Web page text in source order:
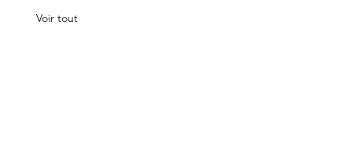
Voir tout